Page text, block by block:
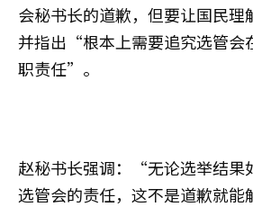
会秘书长的道歉，但要让国民理
并指出“根本上需要追究选管会
职责任”。
赵秘书长强调：“无论选举结果
选管会的责任，这不是道歉就能